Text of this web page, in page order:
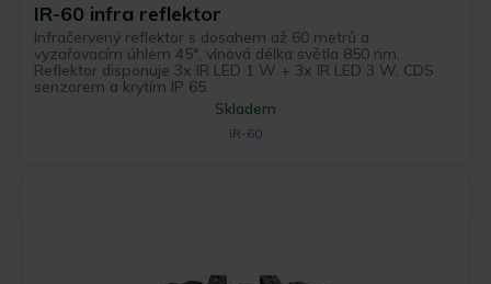
IR-60 infra reflektor
Infračervený reflektor s dosahem až 60 metrů a
vyzařovacím úhlem 45°, vlnová délka světla 850 nm.
Reflektor disponuje 3x IR LED 1 W + 3x IR LED 3 W, CDS
senzorem a krytím IP 65.
Skladem
IR-60